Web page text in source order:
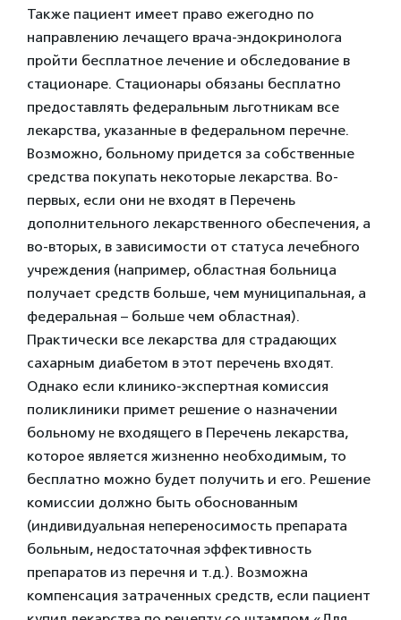
Также пациент имеет право ежегодно по
направлению лечащего врача-эндокринолога
пройти бесплатное лечение и обследование в
стационаре. Стационары обязаны бесплатно
предоставлять федеральным льготникам все
лекарства, указанные в федеральном перечне.
Возможно, больному придется за собственные
средства покупать некоторые лекарства. Во-
первых, если они не входят в Перечень
дополнительного лекарственного обеспечения, а
во-вторых, в зависимости от статуса лечебного
учреждения (например, областная больница
получает средств больше, чем муниципальная, а
федеральная – больше чем областная).
Практически все лекарства для страдающих
сахарным диабетом в этот перечень входят.
Однако если клинико-экспертная комиссия
поликлиники примет решение о назначении
больному не входящего в Перечень лекарства,
которое является жизненно необходимым, то
бесплатно можно будет получить и его. Решение
комиссии должно быть обоснованным
(индивидуальная непереносимость препарата
больным, недостаточная эффективность
препаратов из перечня и т.д.). Возможна
компенсация затраченных средств, если пациент